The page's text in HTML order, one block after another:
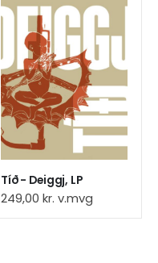
Tíð - Deiggj, LP
249,00 kr. v.mvg